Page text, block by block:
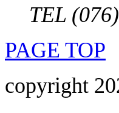
TEL
PAGE TOP
copyright